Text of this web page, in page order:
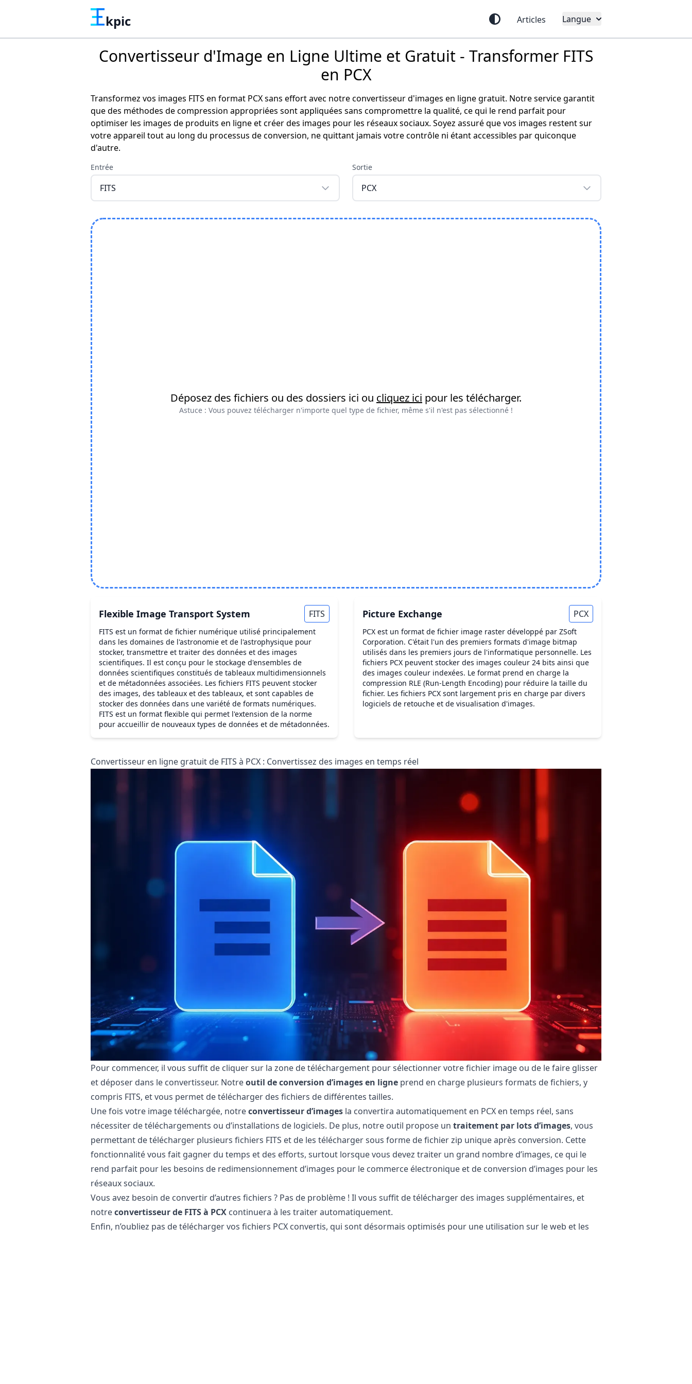
kpic Articles Langue
Convertisseur d'Image en Ligne Ultime et Gratuit - Transformer FITS
en PCX
Transformez vos images FITS en format PCX sans effort avec notre convertisseur d'images en ligne gratuit. Notre service garantit
que des méthodes de compression appropriées sont appliquées sans compromettre la qualité, ce qui le rend parfait pour
optimiser les images de produits en ligne et créer des images pour les réseaux sociaux. Soyez assuré que vos images restent sur
votre appareil tout au long du processus de conversion, ne quittant jamais votre contrôle ni étant accessibles par quiconque
d'autre.
Entrée
FITS
Sortie
PCX
Déposez des fichiers ou des dossiers ici ou cliquez ici pour les télécharger.
Astuce : Vous pouvez télécharger n'importe quel type de fichier, même s'il n'est pas sélectionné !
Flexible Image Transport System FITS
FITS est un format de fichier numérique utilisé principalement
dans les domaines de l'astronomie et de l'astrophysique pour
stocker, transmettre et traiter des données et des images
scientifiques. Il est conçu pour le stockage d'ensembles de
données scientifiques constitués de tableaux multidimensionnels
et de métadonnées associées. Les fichiers FITS peuvent stocker
des images, des tableaux et des tableaux, et sont capables de
stocker des données dans une variété de formats numériques.
FITS est un format flexible qui permet l'extension de la norme
pour accueillir de nouveaux types de données et de métadonnées.
Picture Exchange PCX
PCX est un format de fichier image raster développé par ZSoft
Corporation. C'était l'un des premiers formats d'image bitmap
utilisés dans les premiers jours de l'informatique personnelle. Les
fichiers PCX peuvent stocker des images couleur 24 bits ainsi que
des images couleur indexées. Le format prend en charge la
compression RLE (Run-Length Encoding) pour réduire la taille du
fichier. Les fichiers PCX sont largement pris en charge par divers
logiciels de retouche et de visualisation d'images.
Convertisseur en ligne gratuit de FITS à PCX : Convertissez des images en temps réel
Pour commencer, il vous suffit de cliquer sur la zone de téléchargement pour sélectionner votre fichier image ou de le faire glisser
et déposer dans le convertisseur. Notreoutil de conversion d’images en ligne prend en charge plusieurs formats de fichiers, y
compris FITS, et vous permet de télécharger des fichiers de différentes tailles.
Une fois votre image téléchargée, notreconvertisseur d’images la convertira automatiquement en PCX en temps réel, sans
nécessiter de téléchargements ou d’installations de logiciels. De plus, notre outil propose un traitement par lots d’images, vous
permettant de télécharger plusieurs fichiers FITS et de les télécharger sous forme de fichier zip unique après conversion. Cette
fonctionnalité vous fait gagner du temps et des efforts, surtout lorsque vous devez traiter un grand nombre d’images, ce qui le
rend parfait pour les besoins de redimensionnement d’images pour le commerce électronique et de conversion d’images pour les
réseaux sociaux.
Vous avez besoin de convertir d’autres fichiers ? Pas de problème ! Il vous suffit de télécharger des images supplémentaires, et
notreconvertisseur de FITS à PCX continuera à les traiter automatiquement.
Enfin, n’oubliez pas de télécharger vos fichiers PCX convertis, qui sont désormais optimisés pour une utilisation sur le web et les